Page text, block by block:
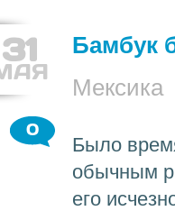
31
Бамбук
Мексика
0
Было
обычным
его